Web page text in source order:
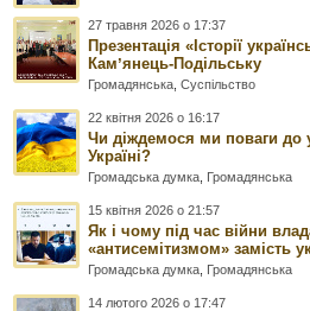
27 травня 2026 о 17:37
Презентація «Історії
Камʼянець-Подільську
Громадянська ,Суспільство
22 квітня 2026 о 16:17
Чи діждемося ми поваги до
Україні?
Громадська думка Громадянська
15 квітня 2026 о 21:57
Як і чому під час війни
«антисемітизмом» замість
Громадська думка Громадянська
14 лютого 2026 о 17:47